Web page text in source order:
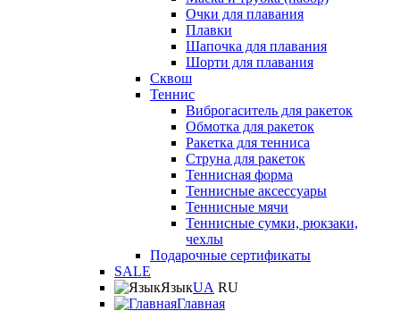
Очки для плавания
Плавки
Шапочка для плавания
Шорти для плавания
Сквош
Теннис
Виброгаситель для ракеток
Обмотка для ракеток
Ракетка для тенниса
Струна для ракеток
Теннисная форма
Теннисные аксессуары
Теннисные мячи
Теннисные сумки, рюкзаки,
чехлы
Подарочные сертификаты
SALE
ЯзыкUA RU
Главная